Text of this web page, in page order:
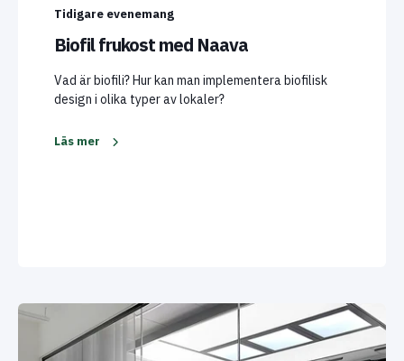
Tidigare evenemang
Biofil frukost med Naava
Vad är biofili? Hur kan man implementera biofilisk
design i olika typer av lokaler?
Läs mer